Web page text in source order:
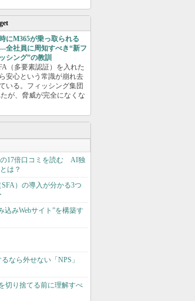
にM365が乗っ取られる
社員に周知すべき“新フ
シング”の教訓
（多要素認証）を入れた
安心という常識が崩れ去
いる。フィッシング集団
たが、脅威が完全になくな
の17倍口コミを読む AI独
は？
）の導入が分かる3つ
込みWebサイト”を構築す
なら外せない「NPS」
切り捨てる前に理解すべ